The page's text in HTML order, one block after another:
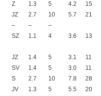
Z 1.3 5 4.2
15
JZ 2.7 10 5.7
21
– –
–
SZ 1.1 4 3.6
13
JZ 1.4 5 3.1
11
SV 1.4 5 3.0
11
S 2.7 10 7.8
28
JV 1.3 5 5.5
20